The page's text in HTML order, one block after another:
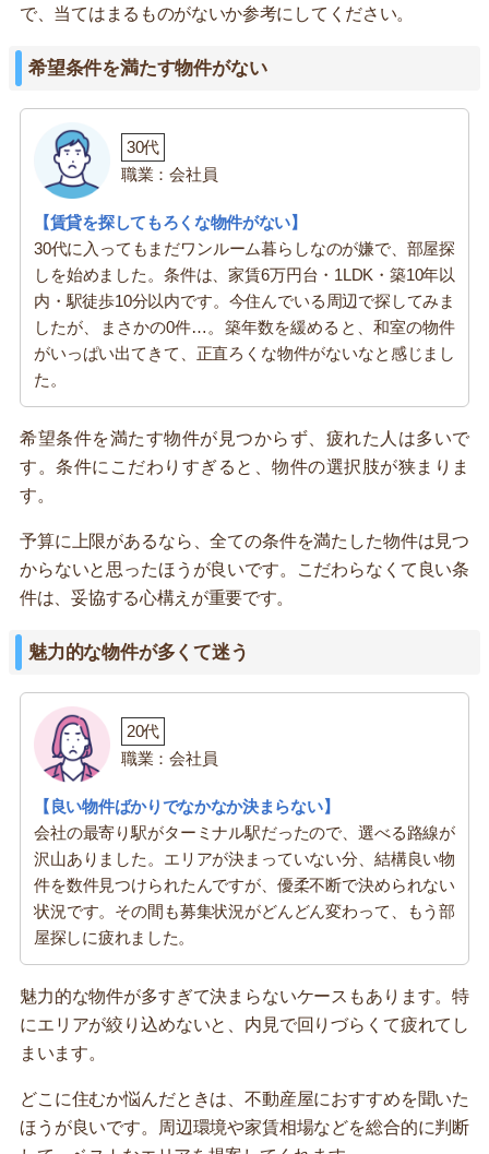
で、当てはまるものがないか参考にしてください。
希望条件を満たす物件がない
30代
職業：会社員
【賃貸を探してもろくな物件がない】
30代に入ってもまだワンルーム暮らしなのが嫌で、部屋探
しを始めました。条件は、家賃6万円台・1LDK・築10年以
内・駅徒歩10分以内です。今住んでいる周辺で探してみま
したが、まさかの0件…。築年数を緩めると、和室の物件
がいっぱい出てきて、正直ろくな物件がないなと感じまし
た。
希望条件を満たす物件が見つからず、疲れた人は多いで
す。条件にこだわりすぎると、物件の選択肢が狭まりま
す。
予算に上限があるなら、全ての条件を満たした物件は見つ
からないと思ったほうが良いです。こだわらなくて良い条
件は、妥協する心構えが重要です。
魅力的な物件が多くて迷う
20代
職業：会社員
【良い物件ばかりでなかなか決まらない】
会社の最寄り駅がターミナル駅だったので、選べる路線が
沢山ありました。エリアが決まっていない分、結構良い物
件を数件見つけられたんですが、優柔不断で決められない
状況です。その間も募集状況がどんどん変わって、もう部
屋探しに疲れました。
魅力的な物件が多すぎて決まらないケースもあります。特
にエリアが絞り込めないと、内見で回りづらくて疲れてし
まいます。
どこに住むか悩んだときは、不動産屋におすすめを聞いた
ほうが良いです。周辺環境や家賃相場などを総合的に判断